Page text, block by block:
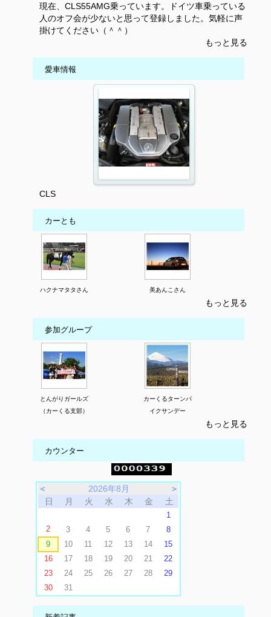
現在、CLS55AMG乗っています。ドイツ車乗っている
人のオフ会が少ないと思って登録しました。気軽に声
掛けてください（＾＾）
もっと見る
愛車情報
CLS
カーとも
ハクナマタタさん 美あんこさん
もっと見る
参加グループ
とんがりガールズ
（カーくる支部）
カーくるターンパ
イクサンデー
もっと見る
カウンター
＜ 2026年8月
＞
日
月 火 水 木 金 土
1
2
3 4 5 6 7
8
9
10 11 12 13 14
15
16
17 18 19 20 21
22
23
24 25 26 27 28
29
30
31